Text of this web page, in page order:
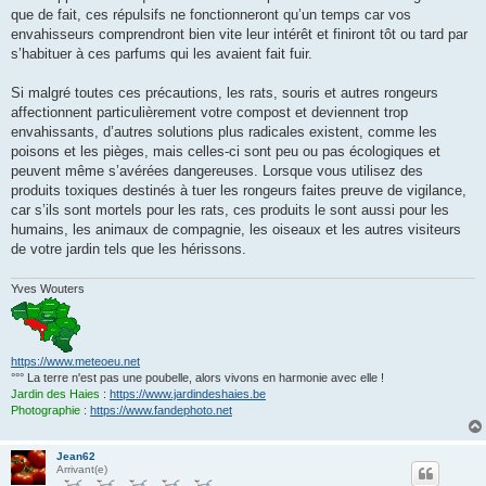
que de fait, ces répulsifs ne fonctionneront qu’un temps car vos
envahisseurs comprendront bien vite leur intérêt et finiront tôt ou tard par
s’habituer à ces parfums qui les avaient fait fuir.
Si malgré toutes ces précautions, les rats, souris et autres rongeurs
affectionnent particulièrement votre compost et deviennent trop
envahissants, d’autres solutions plus radicales existent, comme les
poisons et les pièges, mais celles-ci sont peu ou pas écologiques et
peuvent même s’avérées dangereuses. Lorsque vous utilisez des
produits toxiques destinés à tuer les rongeurs faites preuve de vigilance,
car s’ils sont mortels pour les rats, ces produits le sont aussi pour les
humains, les animaux de compagnie, les oiseaux et les autres visiteurs
de votre jardin tels que les hérissons.
Yves Wouters
https://www.meteoeu.net
°°° La terre n'est pas une poubelle, alors vivons en harmonie avec elle !
Jardin des Haies : https://www.jardindeshaies.be
Photographie : https://www.fandephoto.net
Jean62
Arrivant(e)